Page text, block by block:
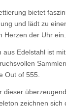
bietet
und lädt zu
Herzen der Uhr ein.
aus Edelstahl ist
Out of 555.
dieser
zeichnen sich